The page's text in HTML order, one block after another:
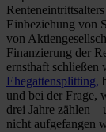
Einbeziehung von
von
Finanzierung der
ernsthaft schließen
Ehegattensplitting,
und bei der Frage,
drei Jahre zählen –
nicht aufgefangen